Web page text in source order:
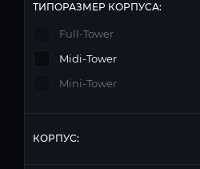
ТИПОРАЗМЕР КОРПУСА:
Full-Tower
Midi-Tower
Mini-Tower
КОРПУС: